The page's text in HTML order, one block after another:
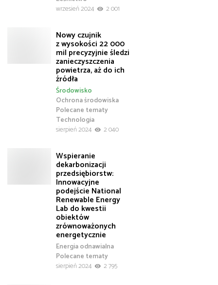
wrzesień 2024
2 001
Nowy czujnik
z wysokości 22 000
mil precyzyjnie śledzi
zanieczyszczenia
powietrza, aż do ich
źródła
Ochrona środowiska
Polecane tematy
Środowisko
Technologia
sierpień 2024
2 040
Wspieranie
dekarbonizacji
przedsiębiorstw:
Innowacyjne
podejście National
Renewable Energy
Lab do kwestii
obiektów
zrównoważonych
energetycznie
Energia odnawialna
Polecane tematy
sierpień 2024
2 795